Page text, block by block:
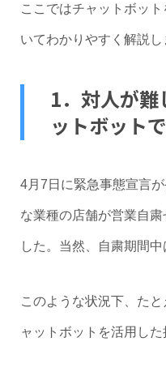
ここではチャットボッ
いてわかりやすく解説し
1．対人が難
ットボット
4月7日に緊急事態宣言
な業種の店舗が営業自
した。当然、自粛期間
このような状況下、た
ャットボットを活用した